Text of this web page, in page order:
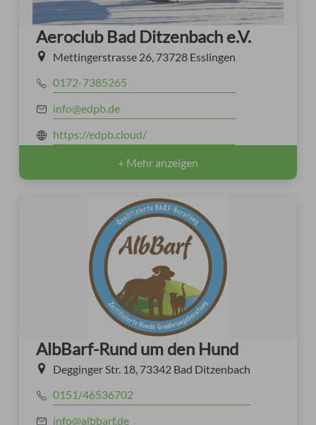
Aeroclub Bad Ditzenbach e.V.
Mettingerstrasse 26, 73728 Esslingen
0172-7385265
info@edpb.de
https://edpb.cloud/
+ Mehr anzeigen
AlbBarf-Rund um den Hund
Degginger Str. 18, 73342 Bad Ditzenbach
0151/46536702
info@albbarf.de